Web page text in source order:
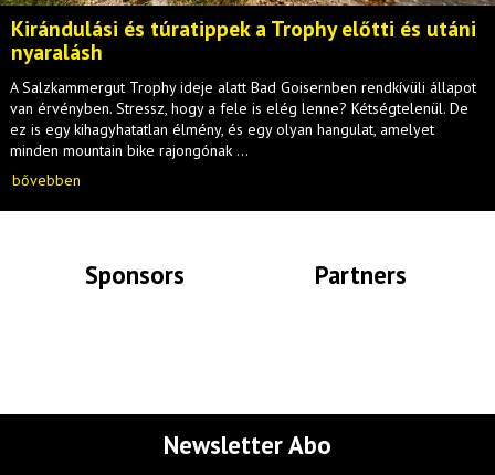
Kirándulási és túratippek a Trophy előtti és utáni
nyaralásh
A Salzkammergut Trophy ideje alatt Bad Goisernben rendkívüli állapot
van érvényben. Stressz, hogy a fele is elég lenne? Kétségtelenül. De
ez is egy kihagyhatatlan élmény, és egy olyan hangulat, amelyet
minden mountain bike rajongónak ...
bővebben
Sponsors Partners
Newsletter Abo